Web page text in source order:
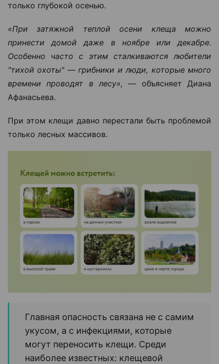
только глубокой осенью.
«При затяжной теплой осени клеща можно
принести домой даже в ноябре или декабре.
Особенно часто с этим сталкиваются любители
"тихой охоты" — грибники и люди, которые много
времени проводят в лесу», — объясняет Диана
Афанасьева.
При этом клещи давно перестали быть проблемой
только лесных массивов.
Главная опасность связана не с самим
укусом, а с инфекциями, которые
могут переносить клещи. Среди
наиболее известных: клещевой